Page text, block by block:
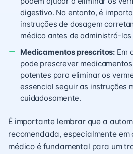
digestivo. No entanto, é
instruções de dosagem
médico antes de administrá-
Medicamentos prescritos: Em
pode prescrever
potentes para eliminar os
essencial seguir as instruções
cuidadosamente.
É importante lembrar que a
recomendada, especialmente
médico é fundamental para um